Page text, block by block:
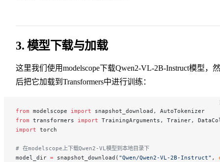
3. 模型下载与加载
这里我们使用modelscope下载Qwen2-VL-2B-Instruct模型，然
后把它加载到Transformers中进行训练：
from modelscope import snapshot_download, AutoTokenizer
from transformers import TrainingArguments, Trainer,
import torch
# 在modelscope上下载Qwen2-VL模型到本地目录下
model_dir = snapshot_download( "Qwen/Qwen2-VL-2B-Instruct" ,